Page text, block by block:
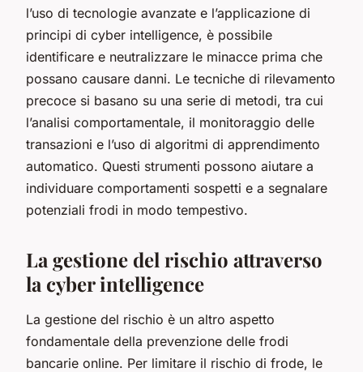
l’uso di tecnologie avanzate e l’applicazione di
principi di cyber intelligence, è possibile
identificare e neutralizzare le minacce prima che
possano causare danni. Le tecniche di rilevamento
precoce si basano su una serie di metodi, tra cui
l’analisi comportamentale, il monitoraggio delle
transazioni e l’uso di algoritmi di apprendimento
automatico. Questi strumenti possono aiutare a
individuare comportamenti sospetti e a segnalare
potenziali frodi in modo tempestivo.
La gestione del rischio attraverso
la cyber intelligence
La gestione del rischio è un altro aspetto
fondamentale della prevenzione delle frodi
bancarie online. Per limitare il rischio di frode, le